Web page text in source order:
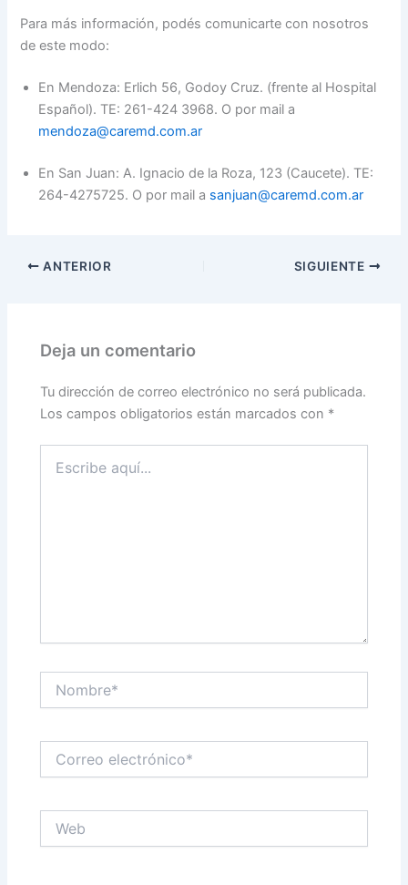
Para más información, podés comunicarte con nosotros
de este modo:
En Mendoza: Erlich 56, Godoy Cruz. (frente al Hospital
Español). TE: 261-424 3968. O por mail a
mendoza@caremd.com.ar
En San Juan: A. Ignacio de la Roza, 123 (Caucete). TE:
264-4275725. O por mail a sanjuan@caremd.com.ar
ANTERIOR SIGUIENTE
Deja un comentario
Tu dirección de correo electrónico no será publicada.
Los campos obligatorios están marcados con *
aquí...
electrónico*